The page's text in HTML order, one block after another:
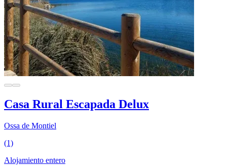
Casa Rural Escapada Delux
Ossa de Montiel
(1)
Alojamiento entero